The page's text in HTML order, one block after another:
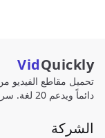
VidQuickly
تحميل مقاطع الفيديو
دائماً ويدعم 20 لغة. سريع وسهل ومتاح للجميع!
الشركة